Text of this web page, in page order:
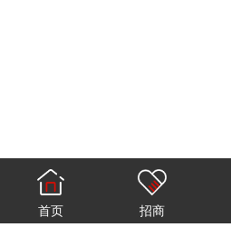
首页 招商